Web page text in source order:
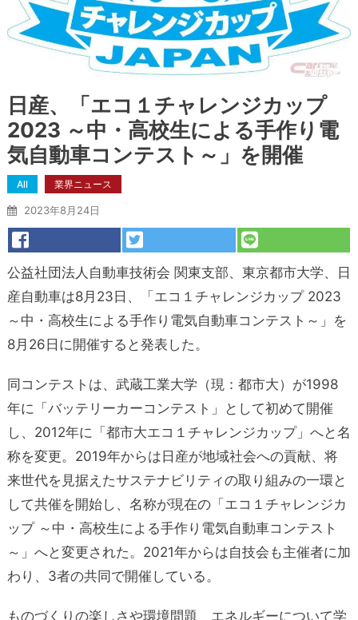
日産、「エコ１チャレンジカップ
2023 ～中・高校生による手作り電
気自動車コンテスト～」を開催
All 業界ニュース
2023年8月24日
公益社団法人自動車技術会 関東支部、東京都市大学、日
産自動車は8月23日、「エコ１チャレンジカップ 2023
～中・高校生による手作り電気自動車コンテスト～」を
8月26日に開催すると発表した。
同コンテストは、武蔵工業大学（現：都市大）が1998
年に「バッテリーカーコンテスト」として初めて開催
し、2012年に「都市大エコ１チャレンジカップ」へと名
称を変更。2019年からは日産が地域社会への貢献、将
来世代を見据えたサステナビリティの取り組みの一環と
して共催を開始し、名称が現在の「エコ１チャレンジカ
ップ ～中・高校生による手作り電気自動車コンテスト
～」へと変更された。2021年からは自技会も主催者に加
わり、3者の共同で開催している。
ものづくりの楽しさや環境問題、エネルギーについて学